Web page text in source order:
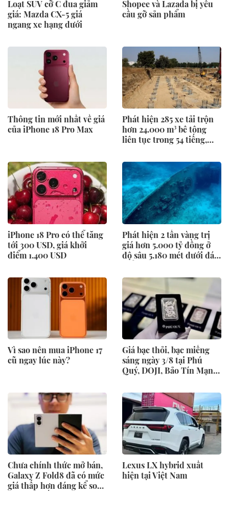
Loạt SUV cỡ C đua giảm
giá: Mazda CX-5 giá
ngang xe hạng dưới
Shopee và Lazada bị yêu
cầu gỡ sản phẩm
Thông tin mới nhất về giá
của iPhone 18 Pro Max
Phát hiện 285 xe tải trộn
hơn 24.000 m³ bê tông
liên tục trong 54 tiếng,
lộ diện
iPhone 18 Pro có thể tăng
tới 300 USD, giá khởi
điểm 1.400 USD
Phát hiện 2 tấn vàng trị
giá hơn 5.000 tỷ đồng ở
độ sâu 5.180 mét dưới đáy
Vì sao nên mua iPhone 17
cũ ngay lúc này?
Giá bạc thỏi, bạc miếng
sáng ngày 3/8 tại Phú
Quý, DOJI, Bảo Tín Mạnh
Chưa chính thức mở bán,
Galaxy Z Fold8 đã có mức
giá thấp hơn đáng kể so
Lexus LX hybrid xuất
hiện tại Việt Nam